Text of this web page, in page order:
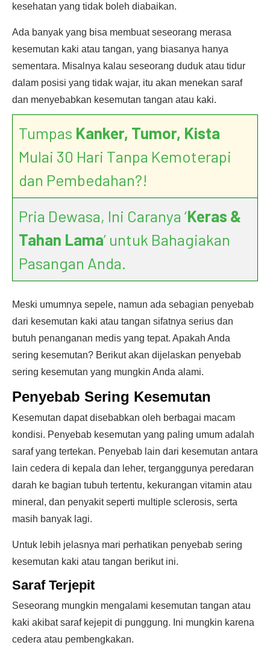
kesehatan yang tidak boleh diabaikan.
Ada banyak yang bisa membuat seseorang merasa
kesemutan kaki atau tangan, yang biasanya hanya
sementara. Misalnya kalau seseorang duduk atau tidur
dalam posisi yang tidak wajar, itu akan menekan saraf
dan menyebabkan kesemutan tangan atau kaki.
Tumpas Kanker, Tumor, Kista
Mulai 30 Hari Tanpa Kemoterapi
dan Pembedahan?!
Pria Dewasa, Ini Caranya ‘Keras &
Tahan Lama’ untuk Bahagiakan
Pasangan Anda.
Meski umumnya sepele, namun ada sebagian penyebab
dari kesemutan kaki atau tangan sifatnya serius dan
butuh penanganan medis yang tepat. Apakah Anda
sering kesemutan? Berikut akan dijelaskan penyebab
sering kesemutan yang mungkin Anda alami.
Penyebab Sering Kesemutan
Kesemutan dapat disebabkan oleh berbagai macam
kondisi. Penyebab kesemutan yang paling umum adalah
saraf yang tertekan. Penyebab lain dari kesemutan antara
lain cedera di kepala dan leher, terganggunya peredaran
darah ke bagian tubuh tertentu, kekurangan vitamin atau
mineral, dan penyakit seperti multiple sclerosis, serta
masih banyak lagi.
Untuk lebih jelasnya mari perhatikan penyebab sering
kesemutan kaki atau tangan berikut ini.
Saraf Terjepit
Seseorang mungkin mengalami kesemutan tangan atau
kaki akibat saraf kejepit di punggung. Ini mungkin karena
cedera atau pembengkakan.